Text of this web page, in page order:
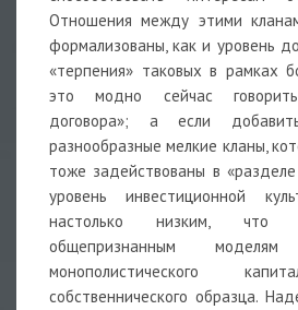
Отношения между этими
формализованы, как и уровень
«терпения» таковых в рамках
это модно сейчас
договора»; а если
разнообразные мелкие кланы,
тоже задействованы в
уровень инвестиционной
настолько низким, что
общепризнанным моделям
монополистического
собственнического образца.